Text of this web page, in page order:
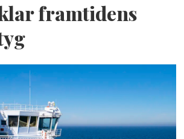
framtidens